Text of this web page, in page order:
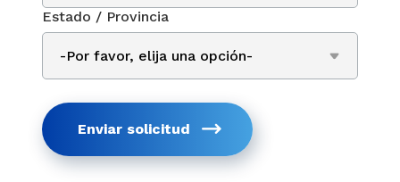
Estado / Provincia
Enviar solicitud